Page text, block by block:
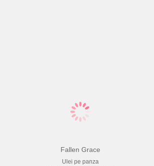
Fallen Grace
Ulei pe panza